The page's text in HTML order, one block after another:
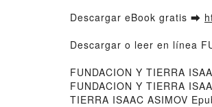
Descargar eBook gratis ➡
Descargar o leer en línea
FUNDACION Y TIERRA
FUNDACION Y TIERRA
TIERRA ISAAC ASIMOV